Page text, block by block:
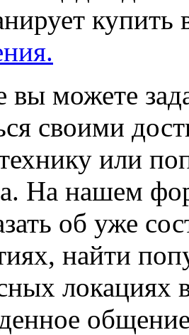
купить
можете
своими
или
На нашем
об уже
найти